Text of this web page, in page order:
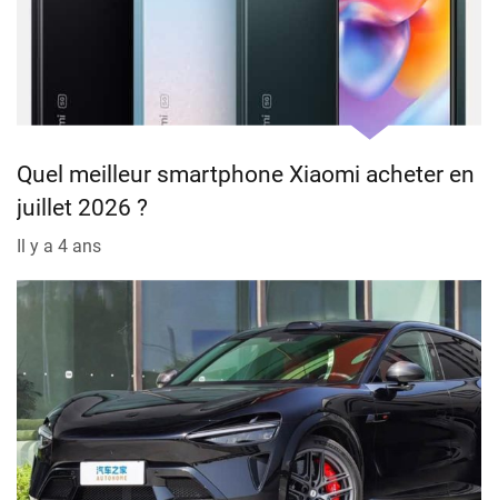
Quel meilleur smartphone Xiaomi acheter en
juillet 2026 ?
Il y a 4 ans